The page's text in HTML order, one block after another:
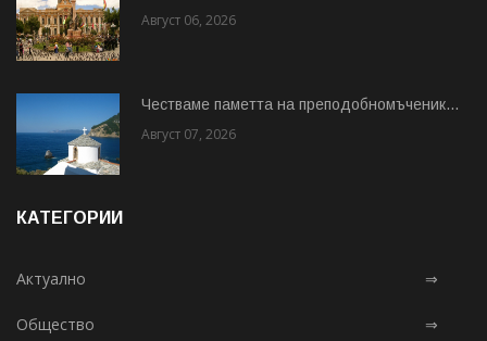
Август 06, 2026
Честваме паметта на преподобномъченик...
Август 07, 2026
КАТЕГОРИИ
Актуално ⇒
Общество ⇒